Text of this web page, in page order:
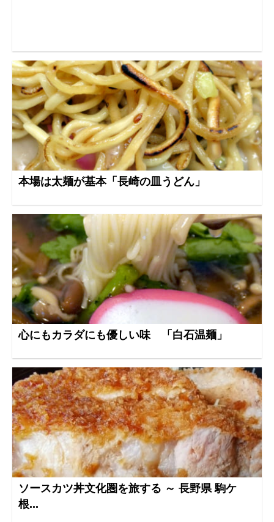
本場は太麺が基本「長崎の皿うどん」
心にもカラダにも優しい味 「白石温麺」
ソースカツ丼文化圏を旅する ～ 長野県 駒ケ
根...